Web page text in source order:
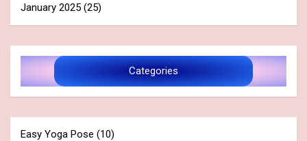
January 2025 (25)
Categories
Easy Yoga Pose (10)